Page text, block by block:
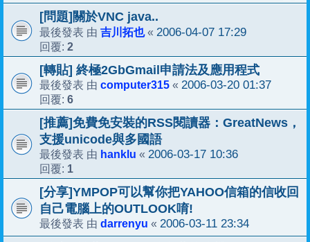
[問題]關於VNC java..
最後發表 由 吉川拓也« 2006-04-07 17:29
回覆: 2
[轉貼] 終極2GbGmail申請法及應用程式
最後發表 由 computer315 « 2006-03-20 01:37
回覆: 6
[推薦]免費免安裝的RSS閱讀器：GreatNews，
支援unicode與多國語
最後發表 由 hanklu « 2006-03-17 10:36
回覆: 1
[分享]YMPOP可以幫你把YAHOO信箱的信收回
自己電腦上的OUTLOOK唷!
最後發表 由 darrenyu « 2006-03-11 23:34